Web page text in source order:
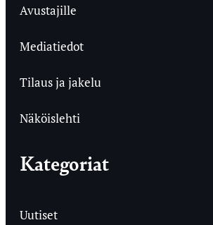
Avustajille
Mediatiedot
Tilaus ja jakelu
Näköislehti
Kategoriat
Uutiset